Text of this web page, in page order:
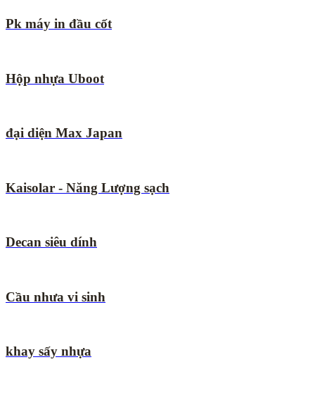
Pk máy in đầu cốt
Hộp nhựa Uboot
đại diện Max Japan
Kaisolar - Năng Lượng sạch
Decan siêu dính
Cầu nhưa vi sinh
khay sấy nhựa